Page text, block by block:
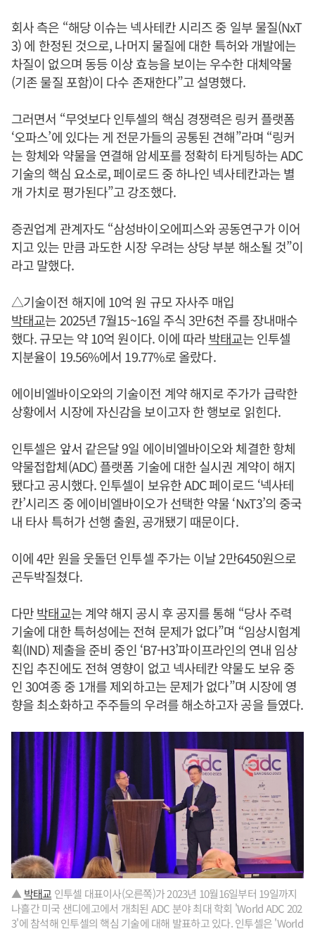
회사 측은 “해당 이슈는 넥사테칸 시리즈 중 일부 물질(NxT
3) 에 한정된 것으로, 나머지 물질에 대한 특허와 개발에는
차질이 없으며 동등 이상 효능을 보이는 우수한 대체약물
(기존 물질 포함)이 다수 존재한다”고 설명했다.
그러면서 “무엇보다 인투셀의 핵심 경쟁력은 링커 플랫폼
‘오파스’에 있다는 게 전문가들의 공통된 견해”라며 “링커
는 항체와 약물을 연결해 암세포를 정확히 타게팅하는 ADC
기술의 핵심 요소로, 페이로드 중 하나인 넥사테칸과는 별
개 가치로 평가된다”고 강조했다.
증권업계 관계자도 “삼성바이오에피스와 공동연구가 이어
지고 있는 만큼 과도한 시장 우려는 상당 부분 해소될 것”이
라고 말했다.
△기술이전 해지에 10억 원 규모 자사주 매입
박태교는 2025년 7월15~16일 주식 3만6천 주를 장내매수
했다. 규모는 약 10억 원이다. 이에 따라 박태교는 인투셀
지분율이 19.56%에서 19.77%로 올랐다.
에이비엘바이오와의 기술이전 계약 해지로 주가가 급락한
상황에서 시장에 자신감을 보이고자 한 행보로 읽힌다.
인투셀은 앞서 같은달 9일 에이비엘바이오와 체결한 항체
약물접합체(ADC) 플랫폼 기술에 대한 실시권 계약이 해지
됐다고 공시했다. 인투셀이 보유한 ADC 페이로드 ‘넥사테
칸’시리즈 중 에이비엘바이오가 선택한 약물 ‘NxT3’의 중국
내 타사 특허가 선행 출원, 공개됐기 때문이다.
이에 4만 원을 웃돌던 인투셀 주가는 이날 2만6450원으로
곤두박질쳤다.
다만박태교는 계약 해지 공시 후 공지를 통해 “당사 주력
기술에 대한 특허성에는 전혀 문제가 없다”며 “임상시험계
획(IND) 제출을 준비 중인 ‘B7-H3’파이프라인의 연내 임상
진입 추진에도 전혀 영향이 없고 넥사테칸 약물도 보유 중
인 30여종 중 1개를 제외하고는 문제가 없다”며 시장에 영
향을 최소화하고 주주들의 우려를 해소하고자 공을 들였다.
▲ 박태교 인투셀 대표이사(오른쪽)가 2023년 10월16일부터 19일까지
나흘간 미국 샌디에고에서 개최된 ADC 분야 최대 학회 'World ADC 202
3'에 참석해 인투셀의 핵심 기술에 대해 발표하고 있다. 인투셀은 'World